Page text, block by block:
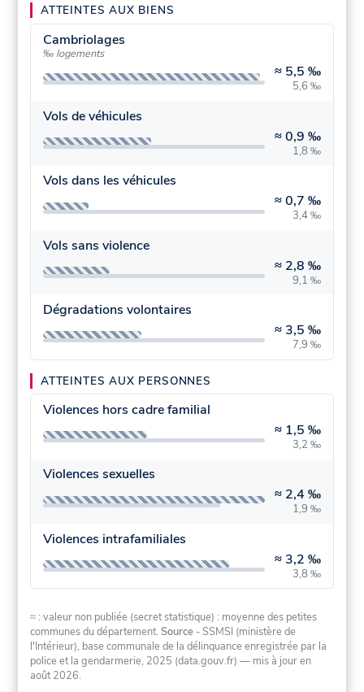
ATTEINTES AUX BIENS
Cambriolages
‰ logements
≈ 5,5 ‰
5,6 ‰
Vols de véhicules
≈0,9 ‰
1,8 ‰
Vols dans les véhicules
≈0,7 ‰
3,4 ‰
Vols sans violence
≈ 2,8 ‰
9,1 ‰
Dégradations volontaires
≈ 3,5 ‰
7,9 ‰
ATTEINTES AUX PERSONNES
Violences hors cadre familial
≈ 1,5 ‰
3,2 ‰
Violences sexuelles
≈ 2,4 ‰
1,9 ‰
Violences intrafamiliales
≈ 3,2 ‰
3,8 ‰
≈ : valeur non publiée (secret statistique) : moyenne des petites
communes du département.Source - SSMSI (ministère de
l'Intérieur), base communale de la délinquance enregistrée par la
police et la gendarmerie, 2025 (data.gouv.fr) — mis à jour en
août 2026.